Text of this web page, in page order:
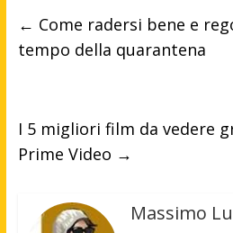
← Come radersi bene e
tempo della quarantena
I 5 migliori film da vedere
Prime Video →
Massimo